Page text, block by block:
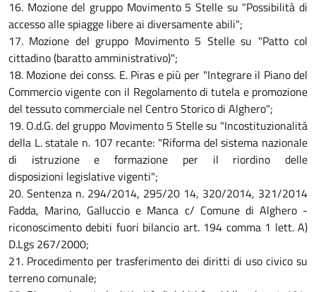
16. Mozione del gruppo Movimento 5 Stelle su "Possibilità di
accesso alle spiagge libere ai diversamente abili";
17. Mozione del gruppo Movimento 5 Stelle su "Patto col
cittadino (baratto amministrativo)";
18. Mozione dei conss. E. Piras e più per "Integrare il Piano del
Commercio vigente con il Regolamento di tutela e promozione
del tessuto commerciale nel Centro Storico di Alghero";
19. O.d.G. del gruppo Movimento 5 Stelle su "Incostituzionalità
della L. statale n. 107 recante: "Riforma del sistema nazionale
di istruzione e formazione per il riordino delle
disposizioni legislative vigenti";
20. Sentenza n. 294/2014, 295/20 14, 320/2014, 321/2014
Fadda, Marino, Galluccio e Manca c/ Comune di Alghero -
riconoscimento debiti fuori bilancio art. 194 comma 1 lett. A)
D.Lgs 267/2000;
21. Procedimento per trasferimento dei diritti di uso civico su
terreno comunale;